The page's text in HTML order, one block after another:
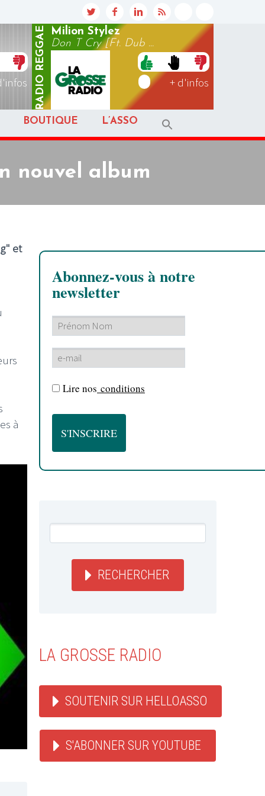
RADIO
REGGAE
Milion Stylez
Don T Cry [Ft. Dub ...
+ d'infos
BOUTIQUE L’ASSO
nouvel album
et
à
Abonnez-vous à notre
newsletter
Lire nos conditions
RECHERCHER
LA GROSSE RADIO
SOUTENIR SUR HELLOASSO
S'ABONNER SUR YOUTUBE